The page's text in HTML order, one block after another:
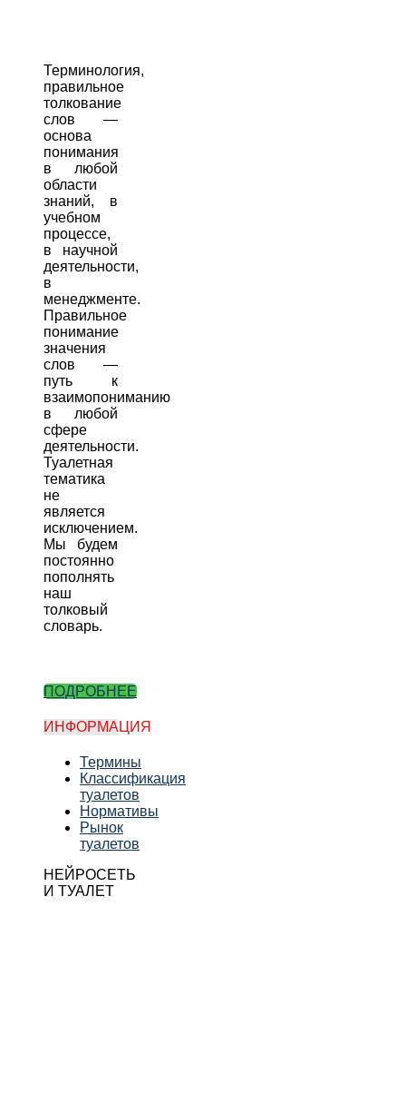
Терминология,
правильное
толкование
слов —
основа
понимания
в любой
области
знаний, в
учебном
процессе,
в научной
деятельности,
в
менеджменте.
Правильное
понимание
значения
слов —
путь к
взаимопониманию
в любой
сфере
деятельности.
Туалетная
тематика
не
является
исключением.
Мы будем
постоянно
пополнять
наш
толковый
словарь.
ПОДРОБНЕЕ
ИНФОРМАЦИЯ
Термины
Классификация
туалетов
Нормативы
Рынок
туалетов
НЕЙРОСЕТЬ
И ТУАЛЕТ